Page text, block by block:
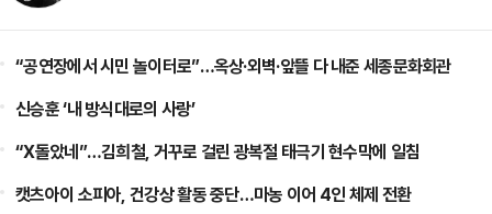
“공연장에서 시민 놀이터로”…옥상·외벽·앞뜰 다 내준 세종문화회관
신승훈 ‘내 방식대로의 사랑’
“X돌았네”…김희철, 거꾸로 걸린 광복절 태극기 현수막에 일침
캣츠아이 소피아, 건강상 활동 중단…마농 이어 4인 체제 전환